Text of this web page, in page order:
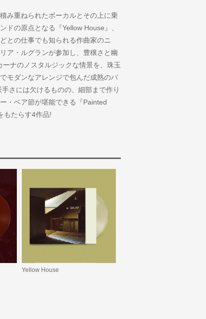
み重ねられたボーカルとその上に乗
ドの原点となる『Yellow House』、
との仕事でも知られる作曲家のニ
ア・ルグランが参加し、豊穣さと幽
ナのノスタルジックな情景を、珠玉
モダンなアレンジで包んだ成熟のバ
さには欠けるものの、細部まで作り
・ベア節が堪能できる『Painted
もたらす4作品!
Yellow House